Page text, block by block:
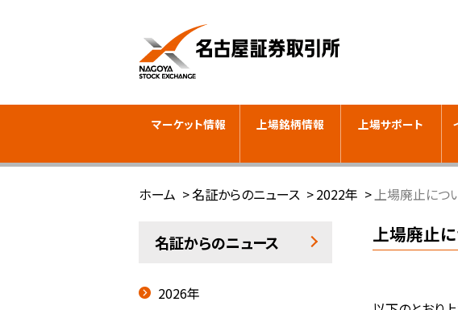
マーケット情報 上場銘柄情報 上場サポート
ホーム 名証からのニュース 2022年 上場廃止につ
上場廃止に
名証からのニュース
2026年